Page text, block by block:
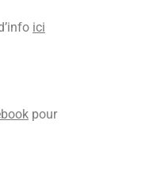
ici
pour